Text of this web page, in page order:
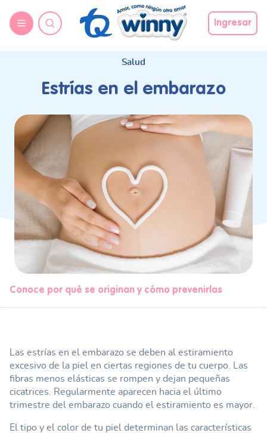
Ingresar
Salud
Estrías en el embarazo
Conoce por qué se originan y cómo prevenirlas
Las estrías en el embarazo se deben al estiramiento
excesivo de la piel en ciertas regiones de tu cuerpo. Las
fibras menos elásticas se rompen y dejan pequeñas
cicatrices. Regularmente aparecen hacia el último
trimestre del embarazo cuando el estiramiento es mayor.
El tipo y el color de tu piel determinan las características